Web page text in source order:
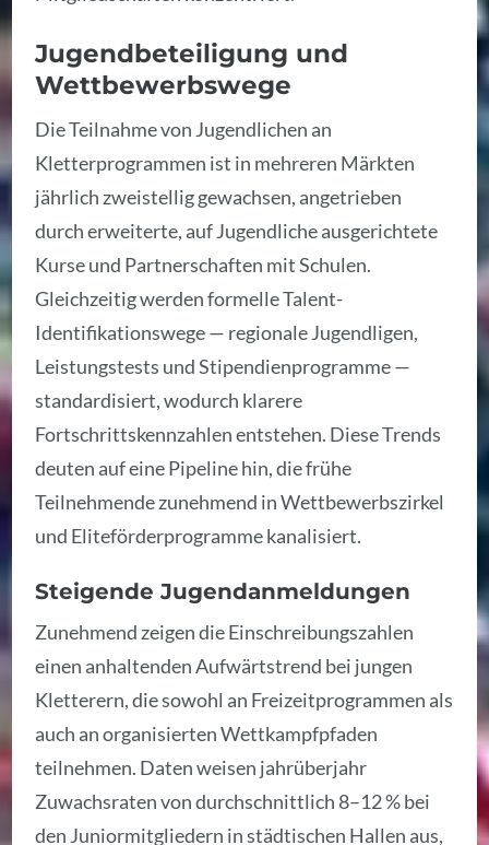
Jugendbeteiligung und
Wettbewerbswege
Die Teilnahme von Jugendlichen an
Kletterprogrammen ist in mehreren Märkten
jährlich zweistellig gewachsen, angetrieben
durch erweiterte, auf Jugendliche ausgerichtete
Kurse und Partnerschaften mit Schulen.
Gleichzeitig werden formelle Talent-
Identifikationswege — regionale Jugendligen,
Leistungstests und Stipendienprogramme —
standardisiert, wodurch klarere
Fortschrittskennzahlen entstehen. Diese Trends
deuten auf eine Pipeline hin, die frühe
Teilnehmende zunehmend in Wettbewerbszirkel
und Eliteförderprogramme kanalisiert.
Steigende Jugendanmeldungen
Zunehmend zeigen die Einschreibungszahlen
einen anhaltenden Aufwärtstrend bei jungen
Kletterern, die sowohl an Freizeitprogrammen als
auch an organisierten Wettkampfpfaden
teilnehmen. Daten weisen jahrüberjahr
Zuwachsraten von durchschnittlich 8–12 % bei
den Juniormitgliedern in städtischen Hallen aus,